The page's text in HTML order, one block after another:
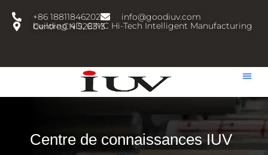
+86 18811846202
info@goodiuv.com
building 4D, CIMC Hi-Tech Intelligent Manufacturing Centre,CN 528313
Centre de connaissances IUV